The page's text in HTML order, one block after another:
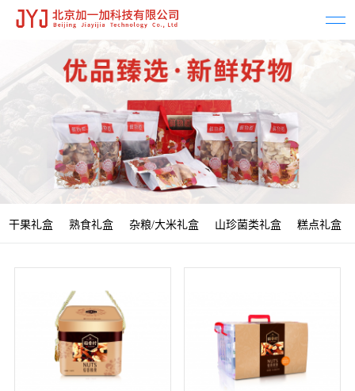
干果礼盒 熟食礼盒 杂粮/大米礼盒 山珍菌类礼盒 糕点礼盒